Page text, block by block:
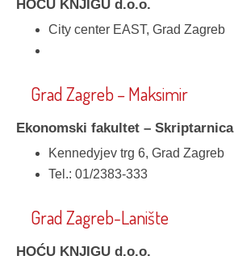
HOĆU KNJIGU d.o.o.
City center EAST, Grad Zagreb
Grad Zagreb – Maksimir
Ekonomski fakultet – Skriptarnica
Kennedyjev trg 6, Grad Zagreb
Tel.: 01/2383-333
Grad Zagreb-Lanište
HOĆU KNJIGU d.o.o.